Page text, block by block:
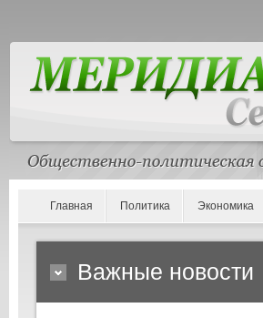
Главная Политика Экономика
Важные новости